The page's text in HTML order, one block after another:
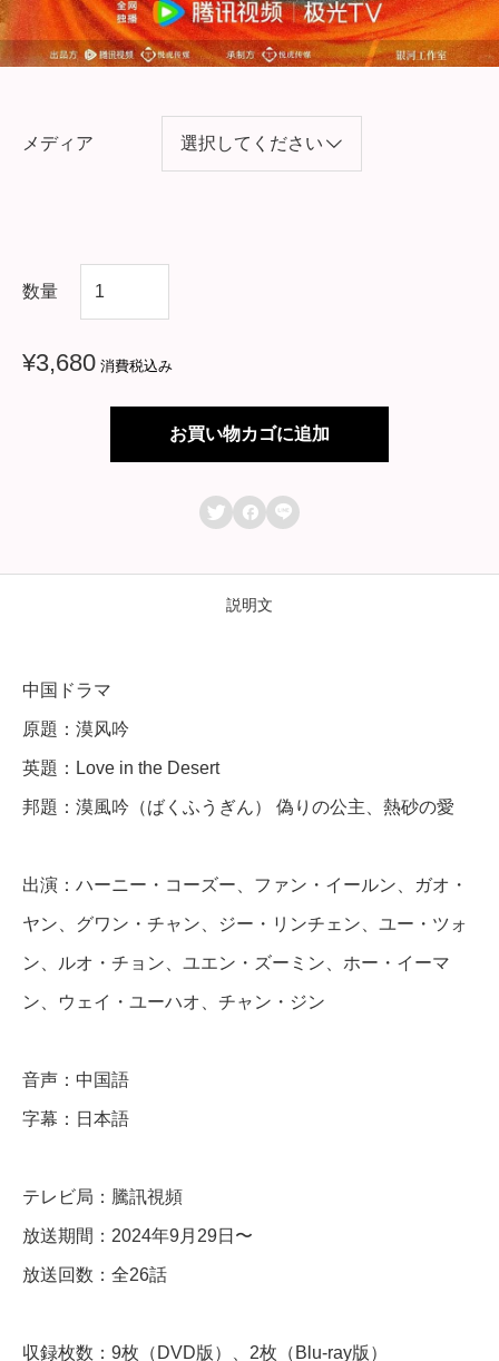
メディア
数量
国
ド
主
、
熱
の
愛
】
＆
B
l
-
¥3,680 消費税込み
お買い物カゴに追加
  
説明文
中国ドラマ
原題：漠风吟
英題：Love in the Desert
邦題：漠風吟（ばくふうぎん） 偽りの公主、熱砂の愛
出演：ハーニー・コーズー、ファン・イールン、ガオ・
ヤン、グワン・チャン、ジー・リンチェン、ユー・ツォ
ン、ルオ・チョン、ユエン・ズーミン、ホー・イーマ
ン、ウェイ・ユーハオ、チャン・ジン
音声：中国語
字幕：日本語
テレビ局：騰訊視頻
放送期間：2024年9月29日〜
放送回数：全26話
収録枚数：9枚（DVD版）、2枚（Blu-ray版）